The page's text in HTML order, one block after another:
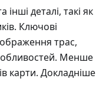
деталі, такі як
Ключові
трас,
Менше
карти. Докладніше